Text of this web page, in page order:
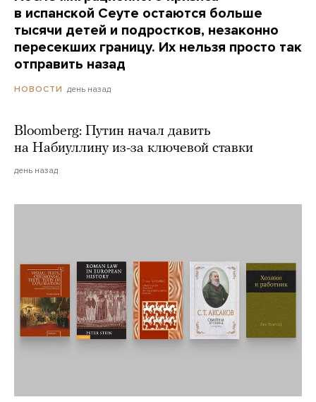
в испанской Сеуте остаются больше
тысячи детей и подростков, незаконно
пересекших границу. Их нельзя просто так
отправить назад
НОВОСТИ день назад
Bloomberg: Путин начал давить
на Набиуллину из-за ключевой ставки
день назад